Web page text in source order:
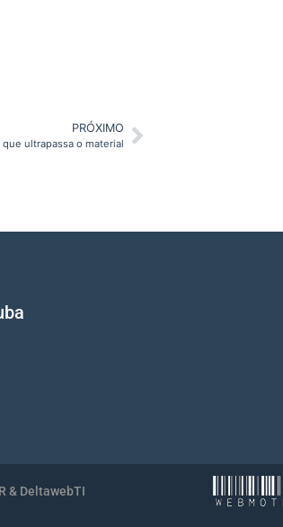
PRÓXIMO
ultrapassa o material
& DeltawebTI